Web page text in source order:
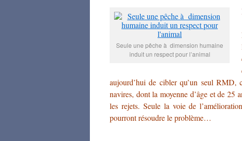
Seule une pêche à dimension humaine
induit un respect pour l’animal
aujourd’hui de cibler qu’un seul RMD,
navires, dont la moyenne d’âge et de 25
les rejets. Seule la voie de
pourront résoudre le problème…